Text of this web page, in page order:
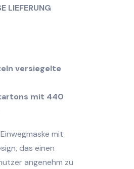
LIEFERUNG
versiegelte
mit 440
mit
das einen
angenehm zu